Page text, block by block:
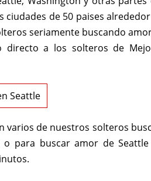
de 50 paises
seriamente buscando
directo a los solteros de
Seattle
varios de nuestros solteros
o para buscar amor de